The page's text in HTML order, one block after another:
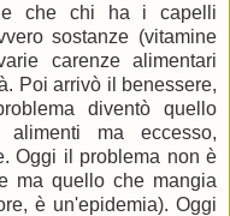
che chi ha i capelli
sostanze (vitamine
carenze alimentari
Poi arrivò il benessere,
diventò quello
ma eccesso,
Oggi il problema non è
ma quello che mangia
è un'epidemia). Oggi